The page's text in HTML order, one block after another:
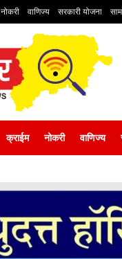
नोकरी वाणिज्य सरकारी योजना
क्राईम नोकरी वाणिज्य